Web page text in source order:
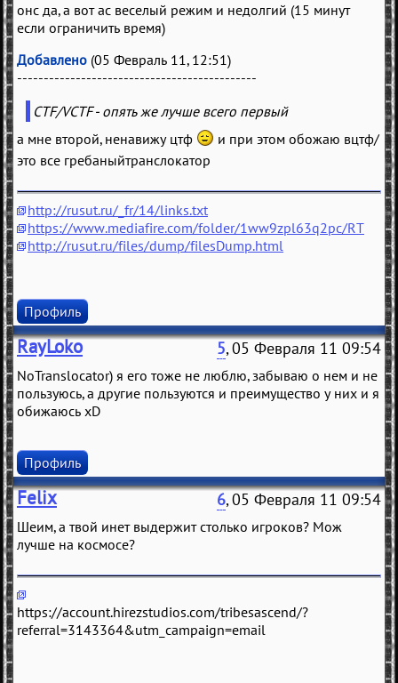
онс да, а вот ас веселый режим и недолгий (15 минут
если ограничить время)
Добавлено (05 Февраль 11, 12:51)
---------------------------------------------
CTF/VCTF - опять же лучше всего первый
а мне второй, ненавижу цтф
и при этом обожаю вцтф/
это все гребаныйтранслокатор
http://rusut.ru/_fr/14/links.txt
https://www.mediafire.com/folder/1ww9zpl63q2pc/RT
http://rusut.ru/files/dump/filesDump.html
Профиль
RayLoko 5, 05 Февраля 11 09:54
NoTranslocator) я его тоже не люблю, забываю о нем и не
пользуюсь, а другие пользуются и преимущество у них и я
обижаюсь xD
Профиль
Felix 6, 05 Февраля 11 09:54
Шeим, a твой инeт выдeржит столько игроков? Мож
лучшe нa космосe?
https://account.hirezstudios.com/tribesascend/?
referral=3143364&utm_campaign=email